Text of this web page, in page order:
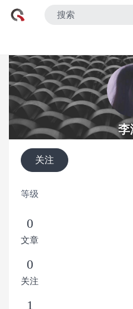
李
关注
等级
0
文章
0
关注
1